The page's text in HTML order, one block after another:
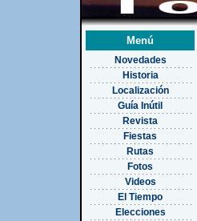
Menú
Novedades
Historia
Localización
Guía Inútil
Revista
Fiestas
Rutas
Fotos
Videos
El Tiempo
Elecciones